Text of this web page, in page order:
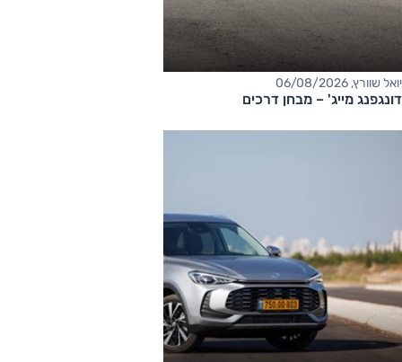
יואל שוורץ, 06/08/2026
דונגפנג מייג' – מבחן דרכים